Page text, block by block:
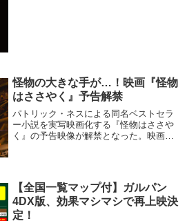
怪物の大きな手が…！映画『怪物
はささやく』予告解禁
パトリック・ネスによる同名ベストセラ
ー小説を実写映画化する『怪物はささや
く』の予告映像が解禁となった。映画
ら教会の墓地がみえる...
【全国一覧マップ付】ガルパン
4DX版、効果マシマシで再上映決
定！